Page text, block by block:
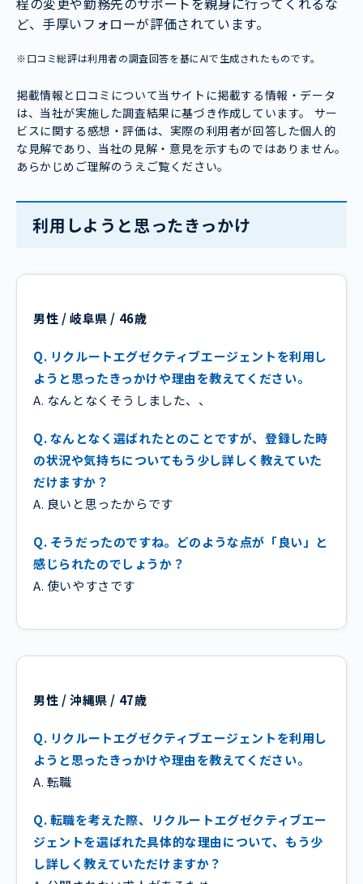
ど、手厚いフォローが評価されています。
※口コミ総評は利用者の調査回答を基にAIで生成されたものです。
掲載情報と口コミについて当サイトに掲載する情報・データ
は、当社が実施した調査結果に基づき作成しています。 サー
ビスに関する感想・評価は、実際の利用者が回答した個人的
な見解であり、当社の見解・意見を示すものではありません。
あらかじめご理解のうえご覧ください。
利用しようと思ったきっかけ
男性 / 岐阜県 / 46歳
Q. リクルートエグゼクティブエージェントを利用し
ようと思ったきっかけや理由を教えてください。
A. なんとなくそうしました、、
Q. なんとなく選ばれたとのことですが、登録した時
の状況や気持ちについてもう少し詳しく教えていた
だけますか？
A. 良いと思ったからです
Q. そうだったのですね。どのような点が「良い」と
感じられたのでしょうか？
A. 使いやすさです
男性 / 沖縄県 / 47歳
Q. リクルートエグゼクティブエージェントを利用し
ようと思ったきっかけや理由を教えてください。
A. 転職
Q. 転職を考えた際、リクルートエグゼクティブエー
ジェントを選ばれた具体的な理由について、もう少
し詳しく教えていただけますか？